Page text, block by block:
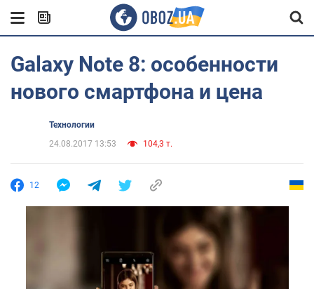
Galaxy Note 8: особенности
нового смартфона и цена
Технологии
24.08.2017 13:53
104,3 т.
12